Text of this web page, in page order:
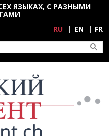
ЯЗЫКАХ, С РАЗНЫМИ
RU EN FR